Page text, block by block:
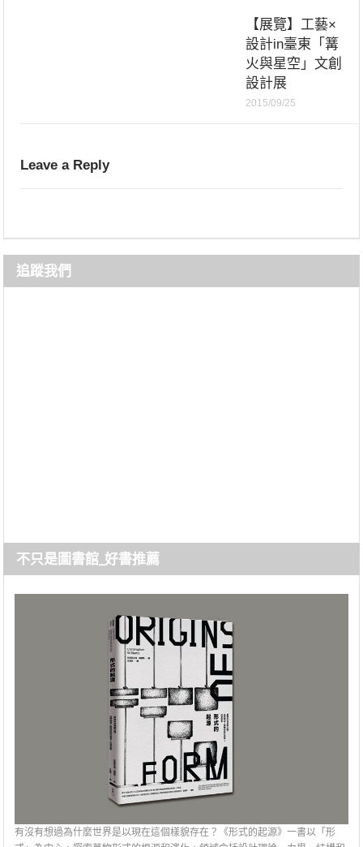
【展覽】工藝×
設計in臺東「篝
火與星空」文創
設計展
2015/09/25
Leave a Reply
追蹤我們
不只是圖書館_好書推薦
有沒有想過為什麼世界是以現在這個樣貌存在？《形式的起源》一書以「形